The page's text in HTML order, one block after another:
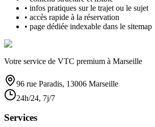
• infos pratiques sur le trajet ou le sujet
• accès rapide à la réservation
• page dédiée indexable dans le sitemap
Votre service de VTC premium à Marseille
96 rue Paradis, 13006 Marseille
24h/24, 7j/7
Services